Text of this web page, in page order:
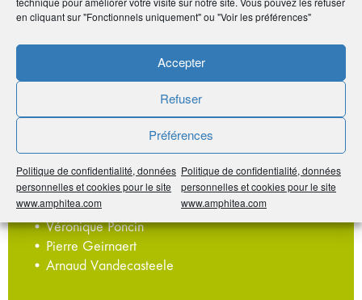
en cliquant sur "Fonctionnels uniquement" ou "Voir les préférences"
Accepter
Refuser
Préférences
Politique de confidentialité, données
personnelles et cookies pour le site
www.amphitea.com
Politique de confidentialité, données
personnelles et cookies pour le site
www.amphitea.com
• Christine Chauchefoin (Midi-Pyrénées)
• Luc Duncombe (Normandie)
• Martine Ferrandes (Paris, Ile-de-France)
• Marie-Christine Hervé (Bretagne, Pays de la Loire)
• Stanislas d’Anthonay (Aquitaine)
• Carole Verhoeven (Haut de France)
Collège Assureur
• Sylvie Barthen
• Amaury de Préville
• Véronique Poncin
• Pierre Geirnaert
• Arnaud Vandecasteele